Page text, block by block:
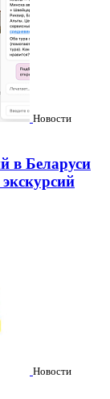
Новости
в Беларуси
Новости